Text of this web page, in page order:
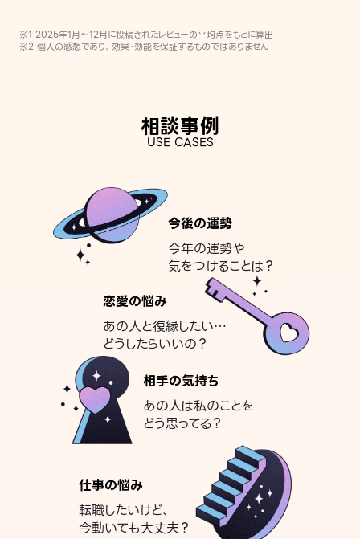
※1 2025年1月〜12月に投稿されたレビューの平均点をもとに算出
※2 個人の感想であり、効果・効能を保証するものではありません
相談事例
USE CASES
今後の運勢
今年の運勢や
気をつけることは？
恋愛の悩み
あの人と復縁したい…
どうしたらいいの？
相手の気持ち
あの人は私のことを
どう思ってる？
仕事の悩み
転職したいけど、
今動いても大丈夫？